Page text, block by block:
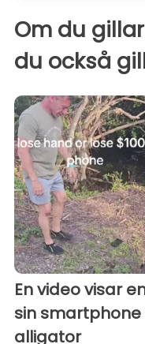
Om du
du också
En video visar
sin
alligator